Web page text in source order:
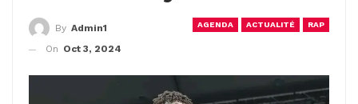
AGENDA ACTUALITÉ RAP
By Admin1
On Oct 3, 2024